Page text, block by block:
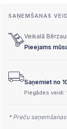
SAŅEMŠANAS
Veikalā
Pieejams
Saņemiet no
Piegādes
* Preču